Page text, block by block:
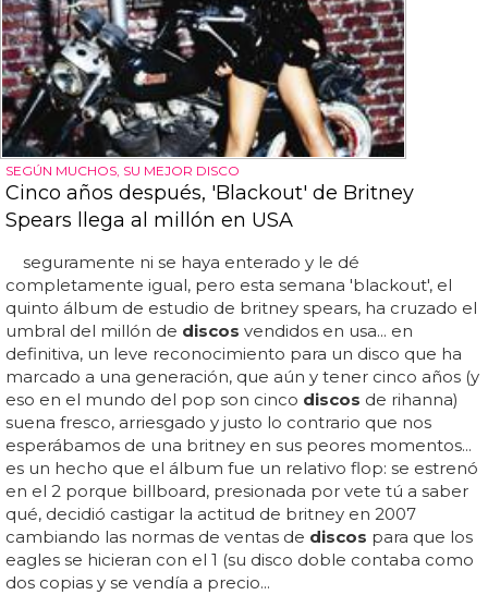
SEGÚN MUCHOS, SU MEJOR DISCO
Cinco años después, 'Blackout' de Britney
Spears llega al millón en USA
seguramente ni se haya enterado y le dé
completamente igual, pero esta semana 'blackout', el
quinto álbum de estudio de britney spears, ha cruzado el
umbral del millón de discos vendidos en usa... en
definitiva, un leve reconocimiento para un disco que ha
marcado a una generación, que aún y tener cinco años (y
eso en el mundo del pop son cinco discos de rihanna)
suena fresco, arriesgado y justo lo contrario que nos
esperábamos de una britney en sus peores momentos...
es un hecho que el álbum fue un relativo flop: se estrenó
en el 2 porque billboard, presionada por vete tú a saber
qué, decidió castigar la actitud de britney en 2007
cambiando las normas de ventas de discos para que los
eagles se hicieran con el 1 (su disco doble contaba como
dos copias y se vendía a precio...